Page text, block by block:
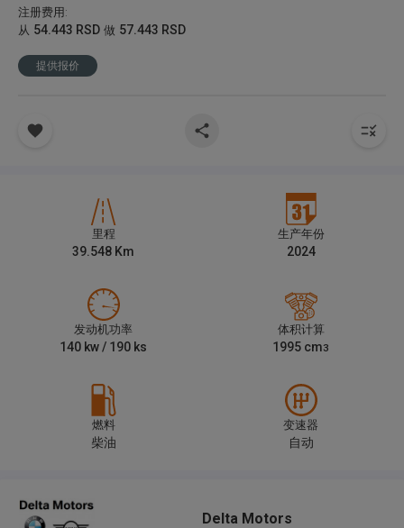
注册费用 :
从 54.443 RSD 做 57.443 RSD
提供报价
里程
39.548 Km
生产年份
2024
发动机功率
140 kw / 190 ks
体积计算
1995 cm3
燃料
柴油
变速器
自动
Delta Motors